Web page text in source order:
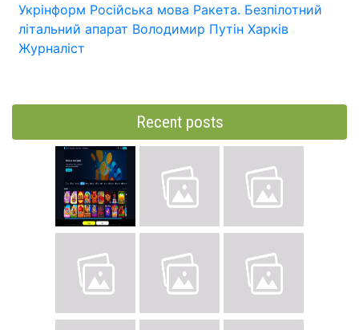
Укрінформ Російська мова Ракета. Безпілотний
літальний апарат Володимир Путін Харків
Журналіст
Recent posts